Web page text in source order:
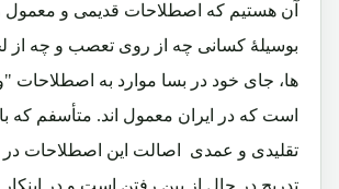
آن هستیم که اصطلاحات قدیمی و معمول
بوسیلۀ کسانی چه از روی تعصب و چه از
ها، جای خود در بسا موارد به اصطلاحات
است که در ایران معمول اند. متأسفم که
تقلیدی و عمدی اصالت این اصطلاحات در
تدریج در حال از بین رفتن است و در